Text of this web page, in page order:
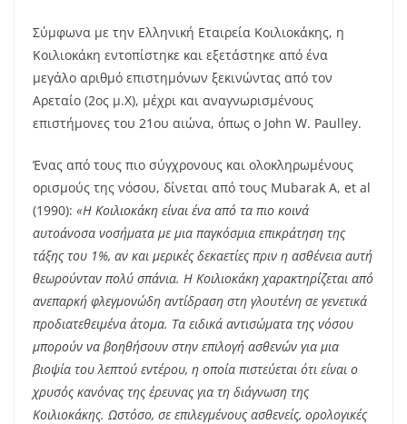
Σύμφωνα με την Ελληνική Εταιρεία Κοιλιοκάκης, η
Κοιλιοκάκη εντοπίστηκε και εξετάστηκε από ένα
μεγάλο αριθμό επιστημόνων ξεκινώντας από τον
Αρεταίο (2ος μ.Χ), μέχρι και αναγνωρισμένους
επιστήμονες του 21ου αιώνα, όπως ο John W. Paulley.
Ένας από τους πιο σύγχρονους και ολοκληρωμένους
ορισμούς της νόσου, δίνεται από τους Mubarak A, et al
(1990): «Η Κοιλιοκάκη είναι ένα από τα πιο κοινά
αυτοάνοσα νοσήματα με μια παγκόσμια επικράτηση της
τάξης του 1%, αν και μερικές δεκαετίες πριν η ασθένεια αυτή
θεωρούνταν πολύ σπάνια. Η Κοιλιοκάκη χαρακτηρίζεται από
ανεπαρκή φλεγμονώδη αντίδραση στη γλουτένη σε γενετικά
προδιατεθειμένα άτομα. Τα ειδικά αντισώματα της νόσου
μπορούν να βοηθήσουν στην επιλογή ασθενών για μια
βιοψία του λεπτού εντέρου, η οποία πιστεύεται ότι είναι ο
χρυσός κανόνας της έρευνας για τη διάγνωση της
Κοιλιοκάκης. Ωστόσο, σε επιλεγμένους ασθενείς, ορολογικές